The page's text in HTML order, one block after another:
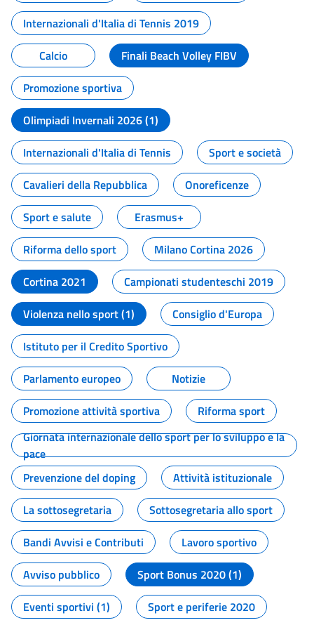
Internazionali d'Italia di Tennis 2019
Calcio
Finali Beach Volley FIBV
Promozione sportiva
Olimpiadi Invernali 2026 (1)
Internazionali d'Italia di Tennis
Sport e società
Cavalieri della Repubblica
Onoreficenze
Sport e salute
Erasmus+
Riforma dello sport
Milano Cortina 2026
Cortina 2021
Campionati studenteschi 2019
Violenza nello sport (1)
Consiglio d'Europa
Istituto per il Credito Sportivo
Parlamento europeo
Notizie
Promozione attività sportiva
Riforma sport
Giornata internazionale dello sport per lo sviluppo e la
pace
Prevenzione del doping
Attività istituzionale
La sottosegretaria
Sottosegretaria allo sport
Bandi Avvisi e Contributi
Lavoro sportivo
Avviso pubblico
Sport Bonus 2020 (1)
Eventi sportivi (1)
Sport e periferie 2020